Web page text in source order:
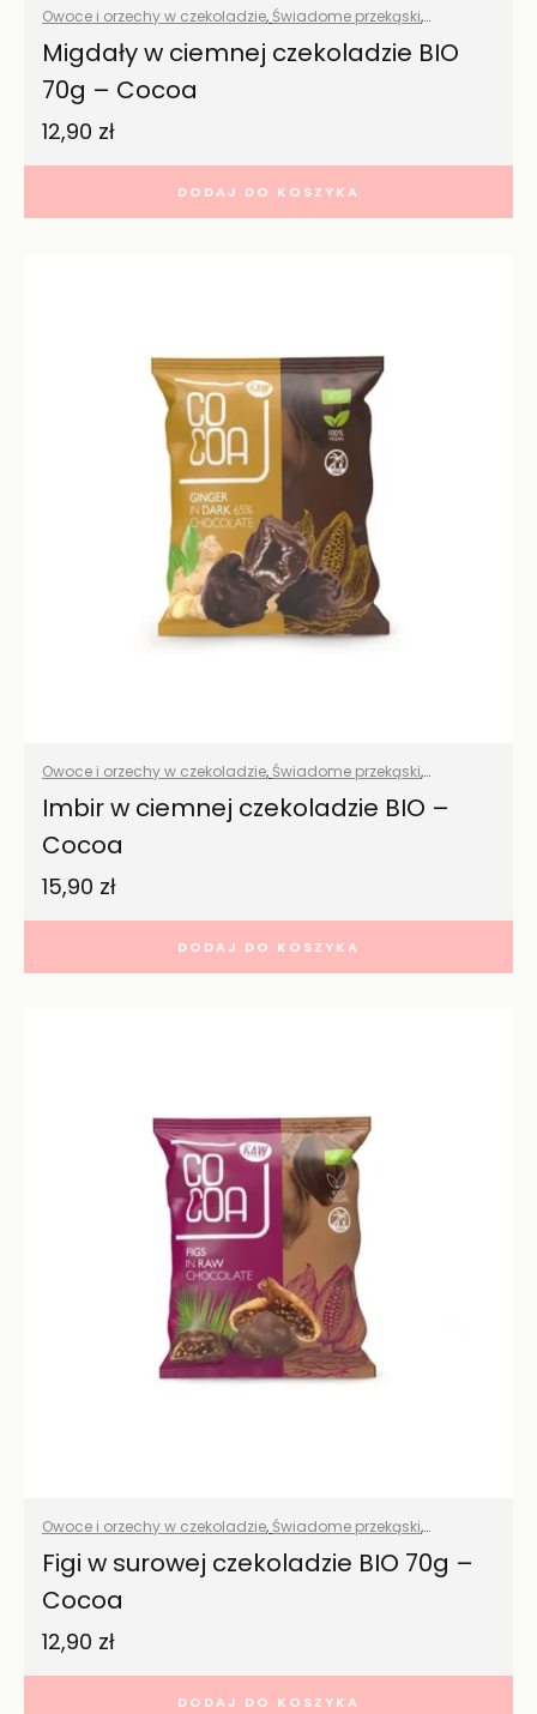
Owoce i orzechy w czekoladzie, Świadome przekąski,
Wszystkie produkty
Migdały w ciemnej czekoladzie BIO
70g – Cocoa
12,90 zł
DODAJ DO KOSZYKA
Owoce i orzechy w czekoladzie, Świadome przekąski,
Wszystkie produkty
Imbir w ciemnej czekoladzie BIO –
Cocoa
15,90 zł
DODAJ DO KOSZYKA
Owoce i orzechy w czekoladzie, Świadome przekąski,
Wszystkie produkty
Figi w surowej czekoladzie BIO 70g –
Cocoa
12,90 zł
DODAJ DO KOSZYKA